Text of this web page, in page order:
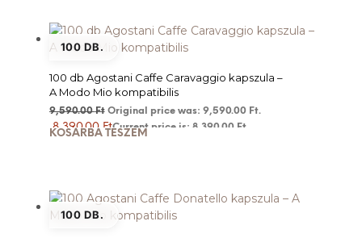
100 DB.
100 db Agostani Caffe Caravaggio kapszula –
A Modo Mio kompatibilis
9,590.00Ft Original price was: 9,590.00 Ft.
8,390.00 FtCurrent price is: 8,390.00 Ft.
KOSÁRBA TESZEM
100 DB.